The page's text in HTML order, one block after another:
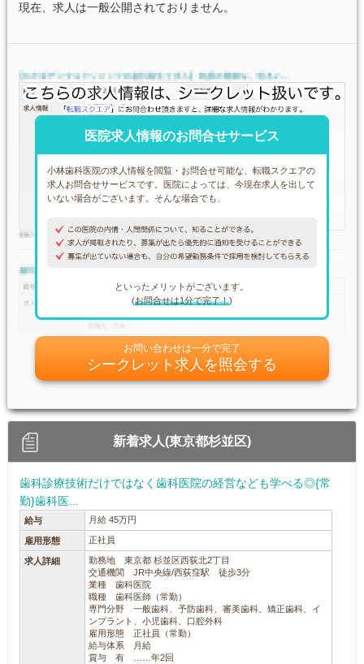
現在、求人は一般公開されておりません。
医院求人情報のお問合せサービス
小林歯科医院の求人情報を閲覧・お問合せ可能な、転職スクエアの
求人お問合せサービスです。医院によっては、今現在求人を出して
いない場合がございます。そんな場合でも、
といったメリットがございます。
(お問合せは1分で完了！)
お問い合わせは一分で完了
シークレット求人を照会する
新着求人(東京都杉並区)
歯科診療技術だけではなく歯科医院の経営なども学べる◎{常
勤}歯科医...
給与 月給 45万円
雇用形態 正社員
求人詳細
勤務地 東京都 杉並区西荻北2丁目
交通機関 JR中央線/西荻窪駅 徒歩3分
業種 歯科医院
職種 歯科医師（常勤）
専門分野 一般歯科、予防歯科、審美歯科、矯正歯科、イ
ンプラント、小児歯科、口腔外科
雇用形態 正社員（常勤）
給与体系 月給
賞与 有 ……年2回